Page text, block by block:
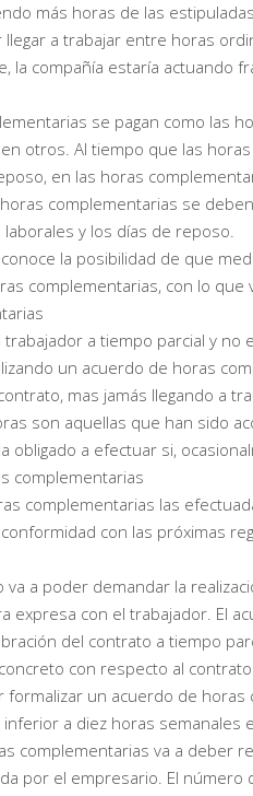
más horas de las
llegar a trabajar entre horas
la compañía estaría actuando
se pagan como las
otros. Al tiempo que las
en las horas
complementarias se
y los días de reposo.
la posibilidad de que
complementarias, con lo
trabajador a tiempo parcial y
un acuerdo de horas
mas jamás llegando a
son aquellas que han sido
obligado a efectuar si,
complementarias
complementarias las
con las próximas
va a poder demandar la
expresa con el trabajador. El
del contrato a tiempo
con respecto al
formalizar un acuerdo de
a diez horas semanales
complementarias va a deber
por el empresario. El número